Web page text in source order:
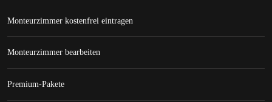
Monteurzimmer kostenfrei eintragen
Monteurzimmer bearbeiten
Premium-Pakete